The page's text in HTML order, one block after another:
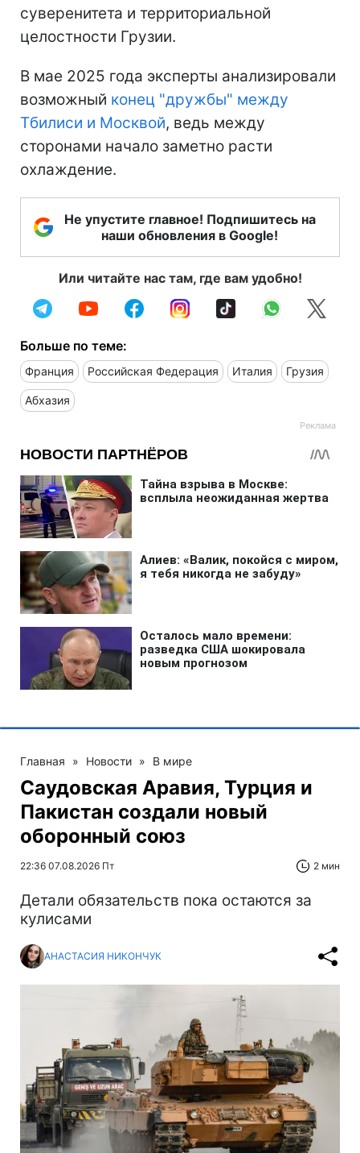
суверенитета и территориальной
целостности Грузии.
В мае 2025 года эксперты анализировали
возможный конец "дружбы" между
Тбилиси и Москвой, ведь между
сторонами начало заметно расти
охлаждение.
Не упустите главное! Подпишитесь на
наши обновления в Google!
Или читайте нас там, где вам удобно!
Больше по теме:
Франция Российская Федерация Италия Грузия
Абхазия
Главная » Новости » В мире
Саудовская Аравия, Турция и
Пакистан создали новый
оборонный союз
22:36 07.08.2026 Пт 2 мин
Детали обязательств пока остаются за
кулисами
АНАСТАСИЯ НИКОНЧУК